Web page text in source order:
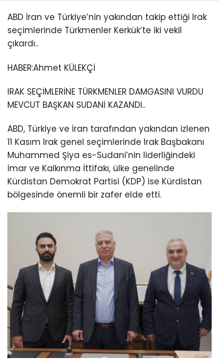
ABD İran ve Türkiye’nin yakından takip ettiği Irak
seçimlerinde Türkmenler Kerkük’te iki vekil
çıkardı..
HABER:Ahmet KÜLEKÇİ
IRAK SEÇİMLERİNE TÜRKMENLER DAMGASINI VURDU
MEVCUT BAŞKAN SUDANİ KAZANDI..
ABD, Türkiye ve İran tarafından yakından izlenen
11 Kasım Irak genel seçimlerinde Irak Başbakanı
Muhammed Şiya es-Sudani’nin liderliğindeki
İmar ve Kalkınma İttifakı, ülke genelinde
Kürdistan Demokrat Partisi (KDP) ise Kürdistan
bölgesinde önemli bir zafer elde etti.